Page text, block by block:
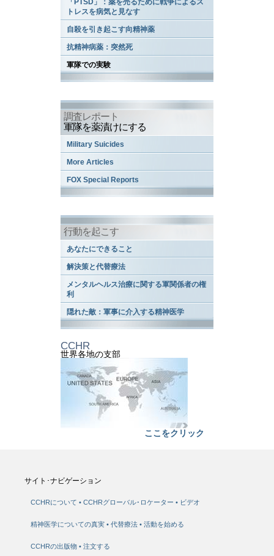
トレスを病気と見なす
自殺を引き起こす向精神薬
抗精神病薬：突然死
軍隊での実験
調査レポート
軍隊を薬漬けにする
Military Suicides
More Articles
FOX Special Reports
行動を起こす
あなたにできること
解決策と代替療法
メンタルヘルス治療に関する軍関係者の権
利
隠れた敵：軍事に介入する精神医学
CCHR
世界各地の支部
ここをクリック
サイト･ナビゲーション
CCHRについて CCHRグローバル･ロケーター ビデオ
精神医学についての真実 代替療法 活動を始める
CCHRの出版物 注文する